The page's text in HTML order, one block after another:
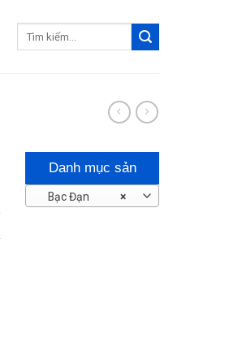
Danh mục sản
phẩm ×
Bạc Đạn